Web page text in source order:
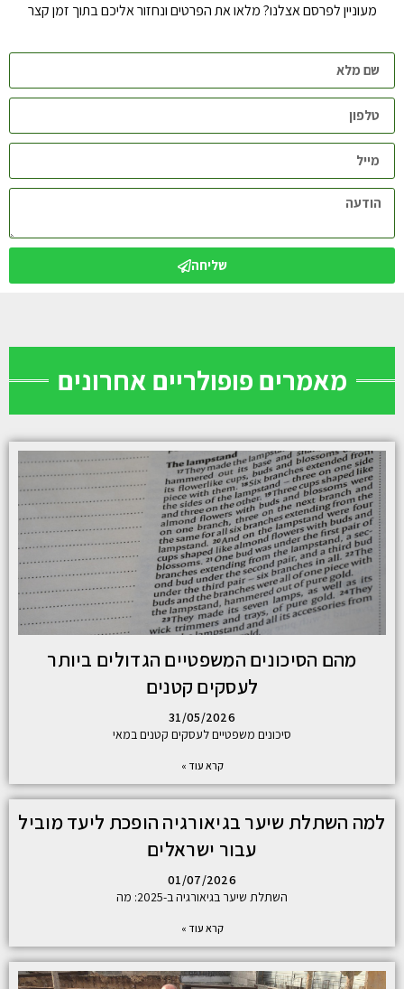
מעוניין לפרסם אצלנו? מלאו את הפרטים ונחזור אליכם בתוך זמן קצר
שליחה
מאמרים פופולריים אחרונים
מהם הסיכונים המשפטיים הגדולים ביותר
לעסקים קטנים
31/05/2026
סיכונים משפטיים לעסקים קטנים במאי
קרא עוד »
למה השתלת שיער בגיאורגיה הופכת ליעד מוביל
עבור ישראלים
01/07/2026
השתלת שיער בגיאורגיה ב-2025: מה
קרא עוד »